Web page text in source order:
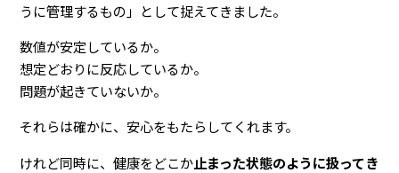
うに管理するもの」として捉えてきました。
数値が安定しているか。
想定どおりに反応しているか。
問題が起きていないか。
それらは確かに、安心をもたらしてくれます。
けれど同時に、健康をどこか止まった状態のように扱ってき